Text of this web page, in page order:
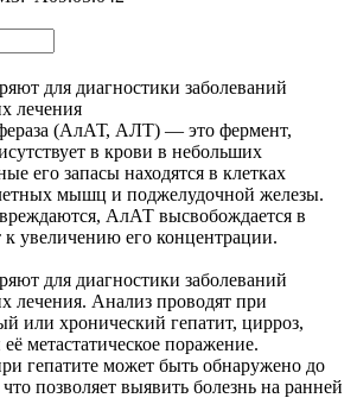
для диагностики заболеваний
лечения
(АлАТ, АЛТ) — это фермент,
в крови в небольших
его запасы находятся в клетках
мышц и поджелудочной железы.
АлАТ высвобождается в
к увеличению его концентрации.
для диагностики заболеваний
лечения. Анализ проводят при
или хронический гепатит, цирроз,
метастатическое поражение.
гепатите может быть обнаружено до
позволяет выявить болезнь на ранней